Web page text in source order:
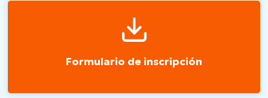
Formulario de inscripción